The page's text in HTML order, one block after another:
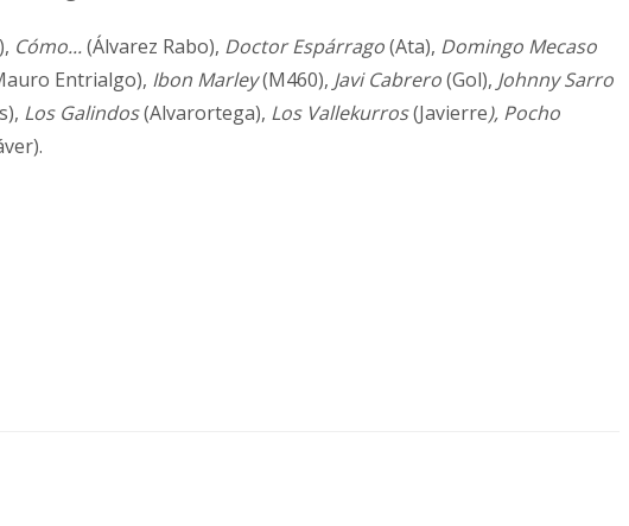
Cómo...(Álvarez Rabo), Doctor Espárrago(Ata), Domingo Mecaso
Entrialgo), Ibon Marley(M460), Javi Cabrero(Gol), Johnny Sarro
Los Galindos(Alvarortega), Los Vallekurros(Javierre), Pocho